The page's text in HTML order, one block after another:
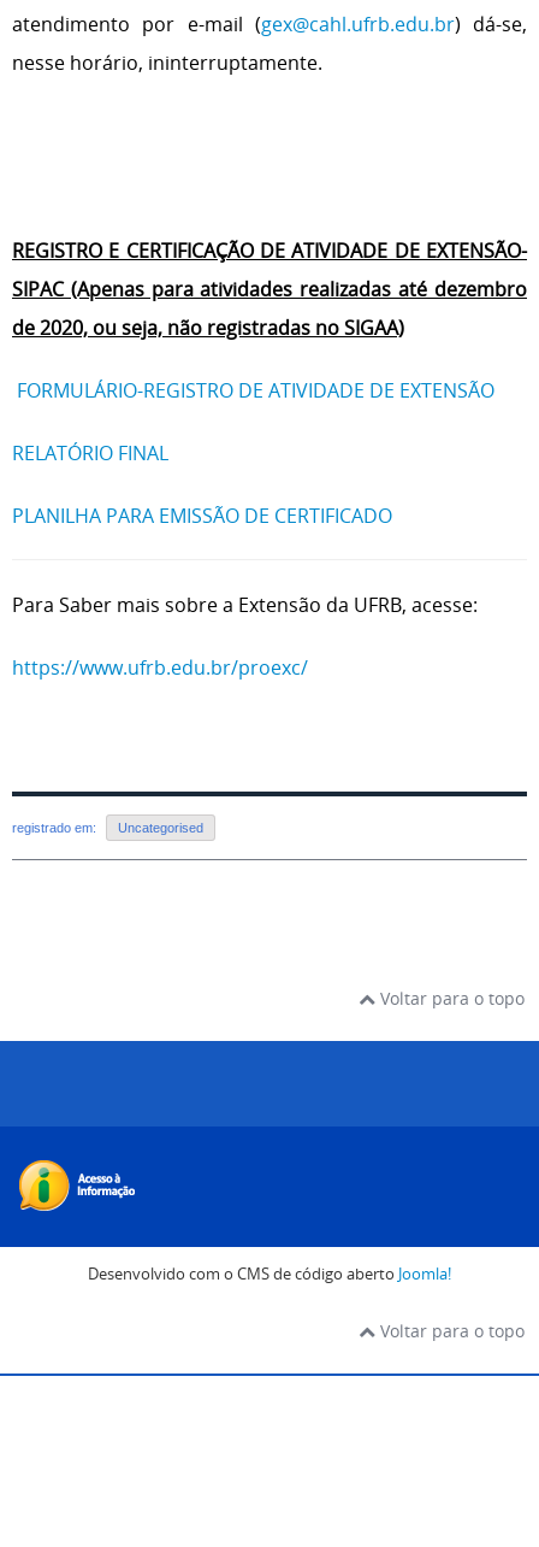
atendimento por e-mail (gex@cahl.ufrb.edu.br) dá-se,
nesse horário, ininterruptamente.
REGISTRO E CERTIFICAÇÃO DE ATIVIDADE DE EXTENSÃO-
SIPAC (Apenas para atividades realizadas até dezembro
de 2020, ou seja, não registradas no SIGAA)
FORMULÁRIO-REGISTRO DE ATIVIDADE DE EXTENSÃO
RELATÓRIO FINAL
PLANILHA PARA EMISSÃO DE CERTIFICADO
Para Saber mais sobre a Extensão da UFRB, acesse:
https://www.ufrb.edu.br/proexc/
registrado em: Uncategorised
Voltar para o topo
Desenvolvido com o CMS de código aberto Joomla!
Voltar para o topo